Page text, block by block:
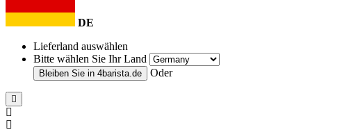
DE
Lieferland auswählen
Bitte wählen Sie Ihr Land
Bleiben Sie in 4barista.de Oder